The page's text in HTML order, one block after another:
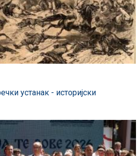
устанак - историјски